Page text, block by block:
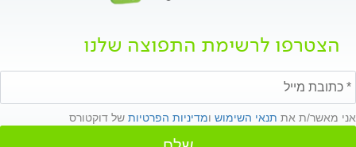
הצטרפו לרשימת התפוצה שלנו
אני מאשר/ת את תנאי השימוש ומדיניות הפרטיות של דוקטורס